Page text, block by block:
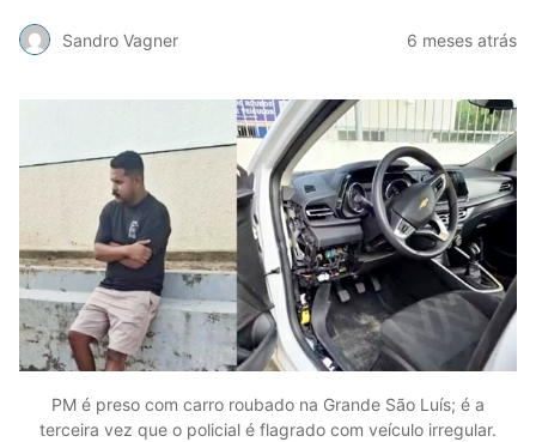
Sandro Vagner 6 meses atrás
PM é preso com carro roubado na Grande São Luís; é a
terceira vez que o policial é flagrado com veículo irregular.